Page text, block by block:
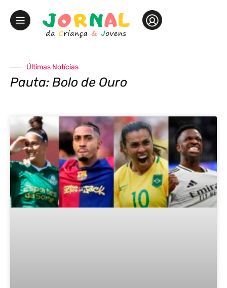
Últimas Notícias
Pauta: Bolo de Ouro